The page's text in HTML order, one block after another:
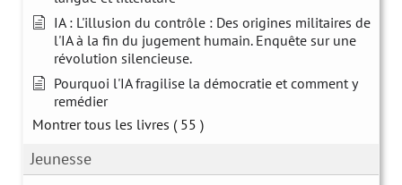
IA : L'illusion du contrôle : Des origines militaires de
l'IA à la fin du jugement humain. Enquête sur une
révolution silencieuse.
Pourquoi l'IA fragilise la démocratie et comment y
remédier
Montrer tous les livres ( 55 )
Jeunesse